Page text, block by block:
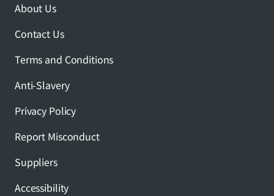
About Us
Contact Us
Terms and Conditions
Anti-Slavery
Privacy Policy
Report Misconduct
Suppliers
Accessibility